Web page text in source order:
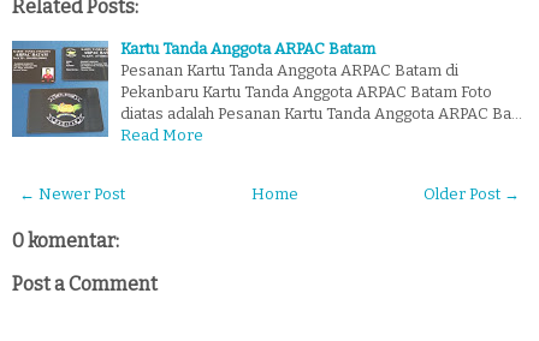
Related Posts:
Kartu Tanda Anggota ARPAC Batam
Pesanan Kartu Tanda Anggota ARPAC Batam di
Pekanbaru Kartu Tanda Anggota ARPAC Batam Foto
diatas adalah Pesanan Kartu Tanda Anggota ARPAC Ba…
Read More
← Newer Post Older Post →
Home
0 komentar:
Post a Comment